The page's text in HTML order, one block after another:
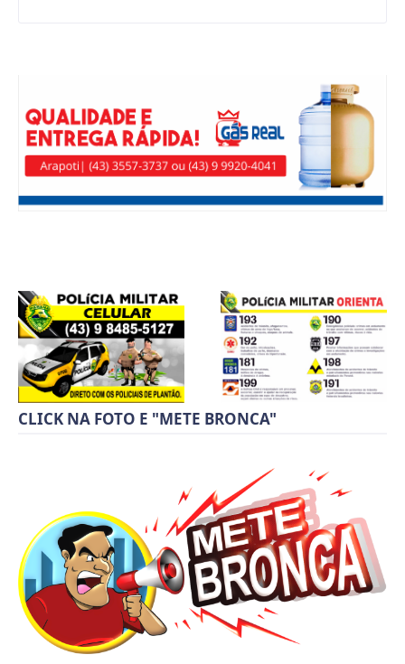
CLICK NA FOTO E "METE BRONCA"